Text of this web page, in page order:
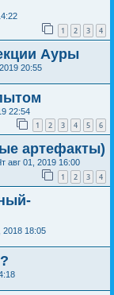
1 2 3 4
Ауры
20:55
22:54
1 2 3 4 5 6
артефакты)
авг 01, 2019 16:00
1 2 3 4
2018 18:05